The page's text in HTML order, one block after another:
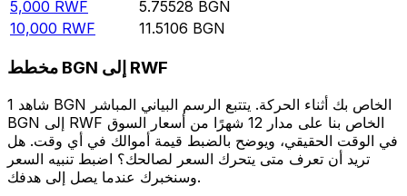
5,000 RWF 5.75528 BGN
10,000 RWF 11.5106 BGN
مخطط BGN إلى RWF
شاهد 1 BGN الخاص بك أثناء الحركة. يتتبع الرسم البياني المباشر
BGN إلى RWF الخاص بنا على مدار 12 شهرًا من أسعار السوق
في الوقت الحقيقي، ويوضح بالضبط قيمة أموالك في أي وقت. هل
تريد أن تعرف متى يتحرك السعر لصالحك؟ اضبط تنبيه السعر
وسنخبرك عندما يصل إلى هدفك.